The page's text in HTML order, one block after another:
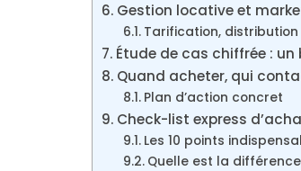
Gestion locative et
Tarification,
Étude de cas chiffrée :
Quand acheter, qui
Plan d’action concret
Check-list express
Les 10 points
Quelle est la